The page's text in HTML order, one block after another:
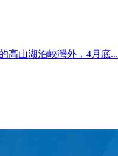
高山湖泊峽灣外，4月底...